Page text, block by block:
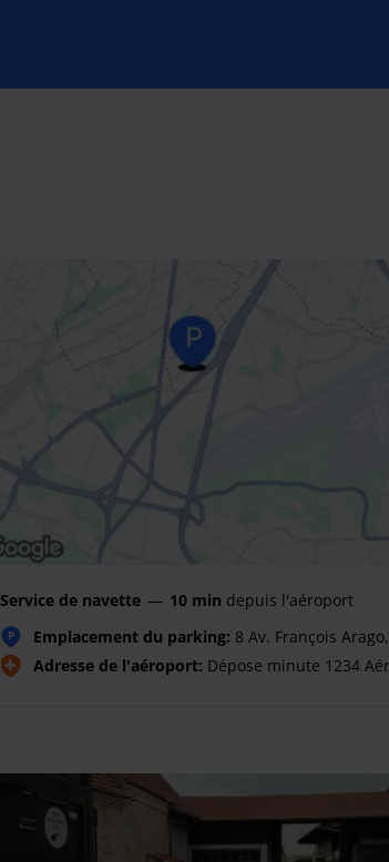
Service de navette — 10 min depuis l'aéroport
P Emplacement du parking: 8 Av. François
Adresse de l'aéroport: Dépose minute 1234